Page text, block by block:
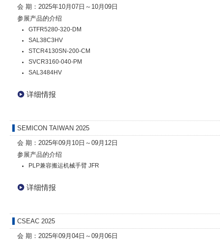
会 期：2025年10月07日～10月09日
参展产品的介绍
GTFR5280-320-DM
SAL38C3HV
STCR4130SN-200-CM
SVCR3160-040-PM
SAL3484HV
详细情报
SEMICON TAIWAN 2025
会 期：2025年09月10日～09月12日
参展产品的介绍
PLP兼容搬运机械手臂 JFR
详细情报
CSEAC 2025
会 期：2025年09月04日～09月06日